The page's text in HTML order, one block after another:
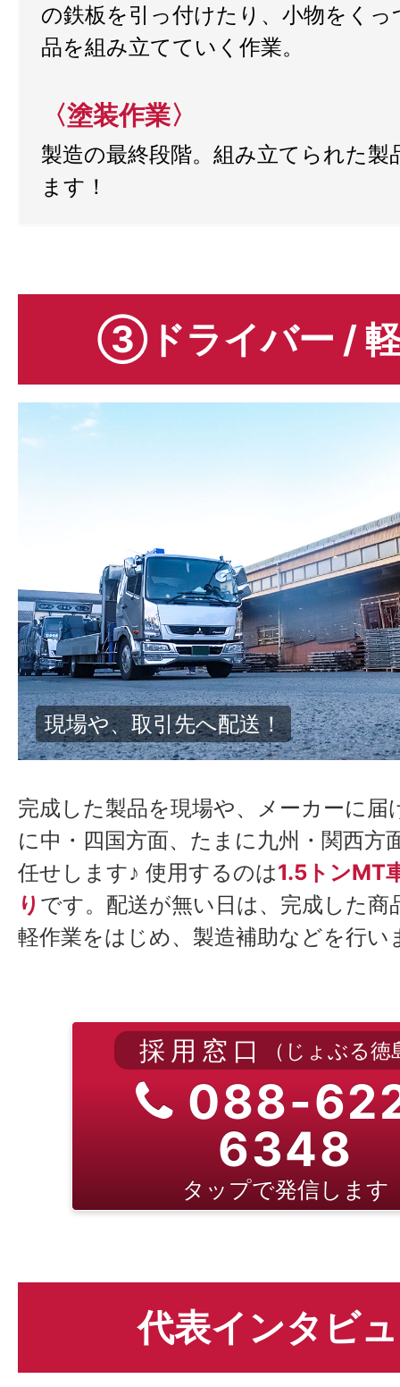
の鉄板を引っ付けたり、小物をく
品を組み立てていく作業。
〈塗装作業〉
製造の最終段階。組み立てられた製
ます！
③ドライバー /
トラックに積み込み
完成した製品を現場や、メーカーに届
に中・四国方面、たまに九州・関西方
任せします♪ 使用するのは1.5トンMT
り です。配送が無い日は、完成した商
軽作業をはじめ、製造補助などを行い
採用窓口 （じょぶる徳
088-
6348
タップで発信します
代表インタビ